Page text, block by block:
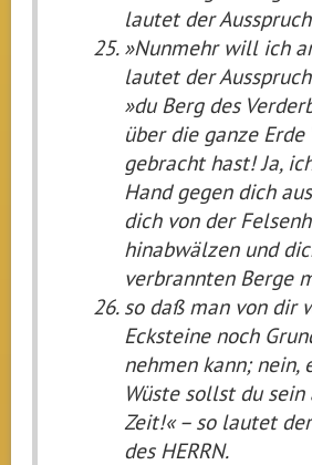
lautet der
»Nunmehr will ich
lautet der Ausspruch
»du Berg des
über die ganze Erde
gebracht hast! Ja,
Hand gegen dich
dich von der
hinabwälzen und
verbrannten Berge
so daß man von dir
Ecksteine noch
nehmen kann; nein,
Wüste sollst du
Zeit!« – so lautet
des HERRN.